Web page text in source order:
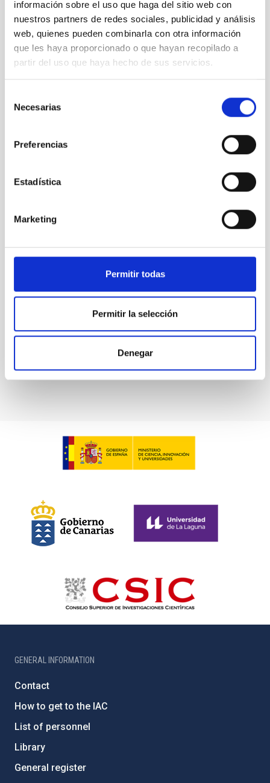
información sobre el uso que haga del sitio web con
nuestros partners de redes sociales, publicidad y análisis
web, quienes pueden combinarla con otra información
que les haya proporcionado o que hayan recopilado a
partir del uso que haya hecho de sus servicios.
Necesarias
Preferencias
Estadística
Marketing
Permitir todas
Permitir la selección
Denegar
WEAVE
William Herschel Telescope Enhanced Area Velocity
Instrument
LOTUS
LOw-cosT Ultraviolet Spectrograph
GENERAL INFORMATION
Contact
How to get to the IAC
List of personnel
Library
General register